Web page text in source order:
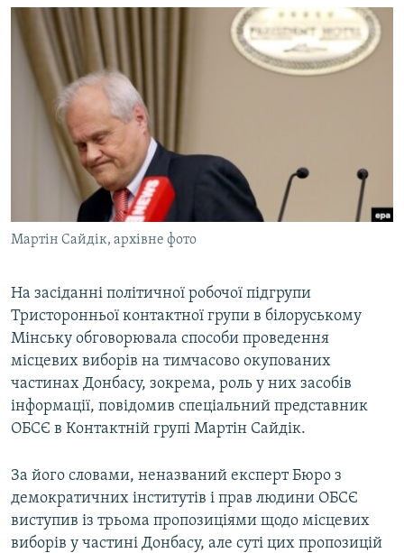
УКРАЇНА
СВІТ
СХЕМИ
КИТАЙ.ВИКЛИКИ
МУЛЬТИМЕДІА
ФОТО
СПЕЦПРОЄКТИ
ПОДКАСТИ
КРИМ РЕАЛІЇ
УКР
КТАТ
ДОЛУЧАЙСЯ!
Усі сайти RFE/RL
Мартін Сайдік, архівне фото
На засіданні політичної робочої підгрупи
Тристоронньої контактної групи в білоруському
Мінську обговорювала способи проведення
місцевих виборів на тимчасово окупованих
частинах Донбасу, зокрема, роль у них засобів
інформації, повідомив спеціальний представник
ОБСЄ в Контактній групі Мартін Сайдік.
За його словами, неназваний експерт Бюро з
демократичних інститутів і прав людини ОБСЄ
виступив із трьома пропозиціями щодо місцевих
виборів у частині Донбасу, але суті цих пропозицій